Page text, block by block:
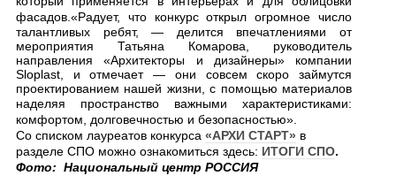
фасадов.«Радует, что конкурс открыл огромное число
талантливых ребят, — делится впечатлениями от
мероприятия Татьяна Комарова, руководитель
направления «Архитекторы и дизайнеры» компании
Sloplast, и отмечает— они совсем скоро займутся
проектированием нашей жизни,с помощью материалов
наделяя пространство важными характеристиками:
комфортом, долговечностью и безопасностью».
Со списком лауреатов конкурса «АРХИ СТАРТ» в
разделе СПО можно ознакомиться здесь: ИТОГИ СПО.
Фото: Национальный центр РОССИЯ